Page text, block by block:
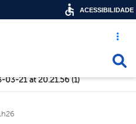
Acesso
03-21 at 20.21.56 (1)
ACESSIBILIDADE